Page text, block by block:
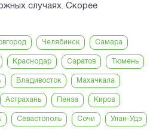
случаях. Скорее
Челябинск Самара
Краснодар Саратов Тюмень
Владивосток Махачкала
Астрахань Пенза Киров
Севастополь Сочи Улан-Удэ